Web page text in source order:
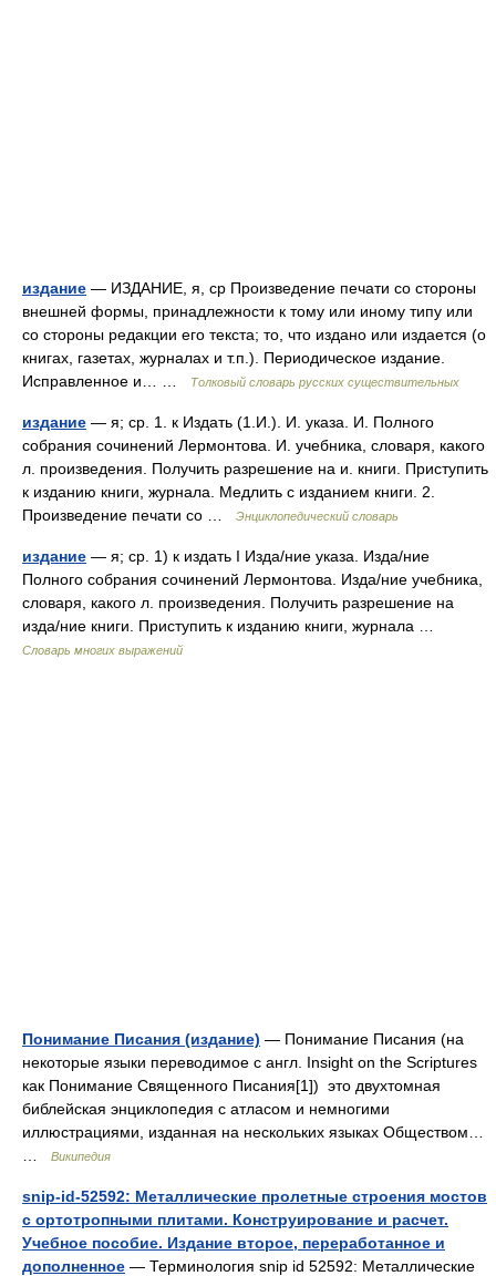
издание — ИЗДАНИЕ, я, ср Произведение печати со стороны
внешней формы, принадлежности к тому или иному типу или
со стороны редакции его текста; то, что издано или издается (о
книгах, газетах, журналах и т.п.). Периодическое издание.
Исправленное и… …
Толковый словарь русских существительных
издание — я; ср. 1. к Издать (1.И.). И. указа. И. Полного
собрания сочинений Лермонтова. И. учебника, словаря, какого
л. произведения. Получить разрешение на и. книги. Приступить
к изданию книги, журнала. Медлить с изданием книги. 2.
Произведение печати со …
Энциклопедический словарь
издание — я; ср. 1) к издать I Изда/ние указа. Изда/ние
Полного собрания сочинений Лермонтова. Изда/ние учебника,
словаря, какого л. произведения. Получить разрешение на
изда/ние книги. Приступить к изданию книги, журнала …
Словарь многих выражений
Понимание Писания (издание) — Понимание Писания (на
некоторые языки переводимое с англ. Insight on the Scriptures
как Понимание Священного Писания[1]) это двухтомная
библейская энциклопедия с атласом и немногими
иллюстрациями, изданная на нескольких языках Обществом…
Википедия
snip-id-52592: Металлические пролетные строения мостов
с ортотропными плитами. Конструирование и расчет.
Учебное пособие. Издание второе, переработанное и
дополненное — Терминология snip id 52592: Металлические